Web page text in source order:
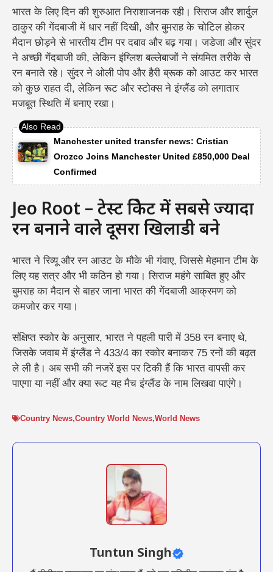
भारत के लिए दिन की शुरुआत निराशाजनक रही। सिराज और शार्दुल
ठाकुर की गेंदबाजी में धार नहीं दिखी, और बुमराह के चोटिल होकर
मैदान छोड़ने से भारतीय टीम पर दबाव और बढ़ गया। जडेजा और सुंदर
ने अच्छी गेंदबाजी की, लेकिन इंग्लिश बल्लेबाजों ने संयमित तरीके से
रन बनाते रहे। सुंदर ने ओली पोप और हैरी ब्रूक को आउट कर भारत
को कुछ राहत दी, लेकिन रूट और स्टोक्स ने इंग्लैंड को लगातार
मजबूत स्थिति में बनाए रखा।
Manchester united transfer news: Cristian
Orozco Joins Manchester United £850,000 Deal
Confirmed
Jeo Root – टेस्ट क्रिकेट में सबसे ज्यादा
रन बनाने वाले दूसरा खिलाडी बने
भारत ने रिव्यू और रन आउट के मौके भी गंवाए, जिससे मेहमान टीम के
लिए यह सत्र और भी कठिन हो गया। सिराज महंगे साबित हुए और
बुमराह का मैदान से बाहर जाना भारत की गेंदबाजी आक्रमण को
कमजोर कर गया।
संक्षिप्त स्कोर के अनुसार, भारत ने पहली पारी में 358 रन बनाए थे,
जिसके जवाब में इंग्लैंड ने 433/4 का स्कोर बनाकर 75 रनों की बढ़त
ले ली है। अब सभी की नजरें इस पर टिकी हैं कि भारत वापसी कर
पाएगा या नहीं और क्या रूट यह मैच इंग्लैंड के नाम लिखवा पाएंगे।
Country News,Country World News,World News
Tuntun Singh